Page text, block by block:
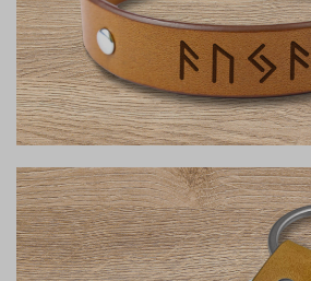
Apyrankės
Susikurk